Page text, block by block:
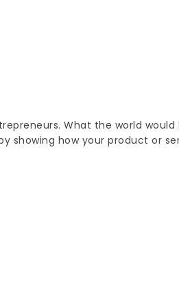
What the world
showing how your product or